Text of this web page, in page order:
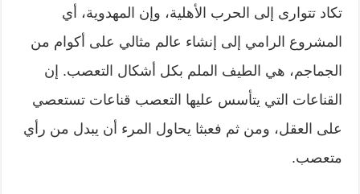
تكاد تتوارى إلى الحرب الأهلية، وإن المهدوية، أي
المشروع الرامي إلى إنشاء عالم مثالي على أكوام من
الجماجم، هي الطيف الملم بكل أشكال التعصب. إن
القناعات التي يتأسس عليها التعصب قناعات تستعصي
على العقل، ومن ثم فعبثا يحاول المرء أن يبدل من رأي
متعصب.